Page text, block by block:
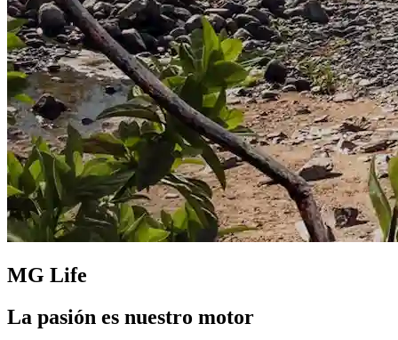
MG Life
La pasión es nuestro motor